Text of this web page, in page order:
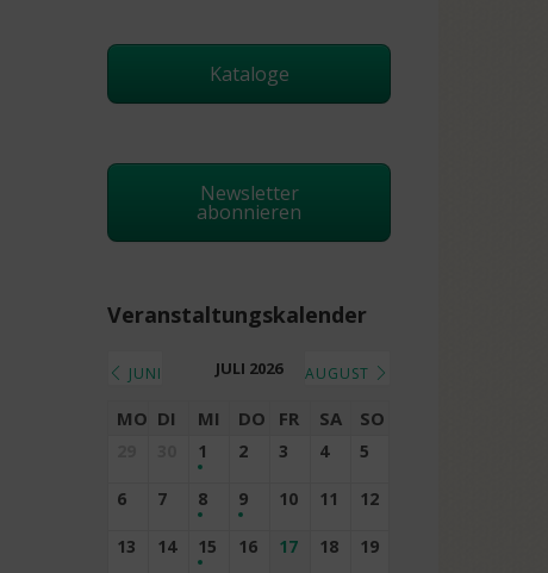
Kataloge
Newsletter
abonnieren
Veranstaltungskalender
JUNI JULI 2026 AUGUST
MO DI MI DO FR SA SO
1 2 3 4 5
6 7 8 9 10 11 12
13 14 15 16 17 18 19